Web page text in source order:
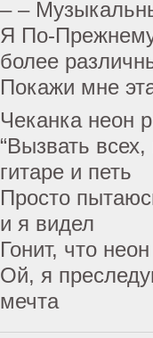
– –
Я По-
более
Покажи мне
Чеканка неон
“Вызвать
гитаре и петь
Просто
и я видел
Гонит, что
Ой, я
мечта